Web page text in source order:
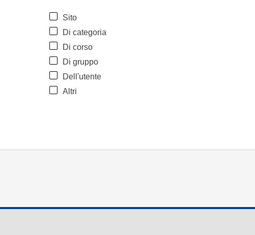
Sito
Di categoria
Di corso
Di gruppo
Dell'utente
Altri